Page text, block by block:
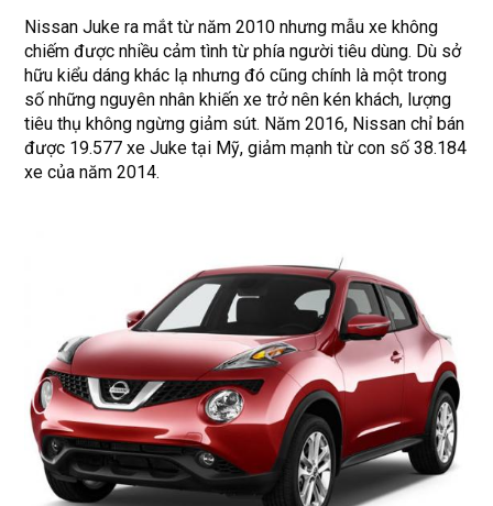
Nissan Juke ra mắt từ năm 2010 nhưng mẫu xe không
chiếm được nhiều cảm tình từ phía người tiêu dùng. Dù sở
hữu kiểu dáng khác lạ nhưng đó cũng chính là một trong
số những nguyên nhân khiến xe trở nên kén khách, lượng
tiêu thụ không ngừng giảm sút. Năm 2016, Nissan chỉ bán
được 19.577 xe Juke tại Mỹ, giảm mạnh từ con số 38.184
xe của năm 2014.